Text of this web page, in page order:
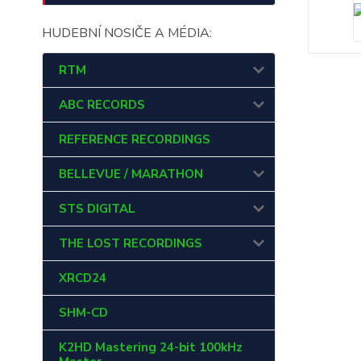
HUDEBNÍ NOSIČE A MÉDIA:
RTM
ABC RECORDS
REFERENCE RECORDINGS
BELLEVUE / MARATHON
STS DIGITAL
THE LOST RECORDINGS
XRCD24
SHM-CD
K2HD Mastering 24-bit 100kHz